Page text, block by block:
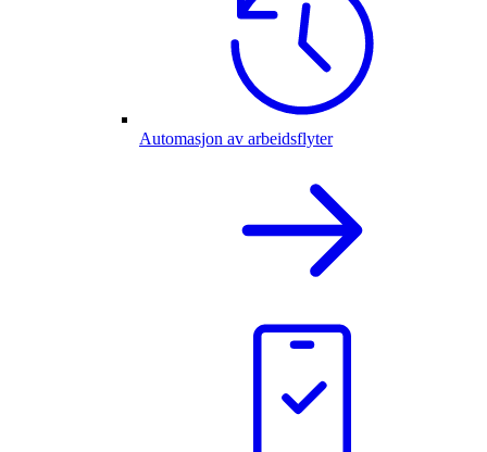
Automasjon av arbeidsflyter